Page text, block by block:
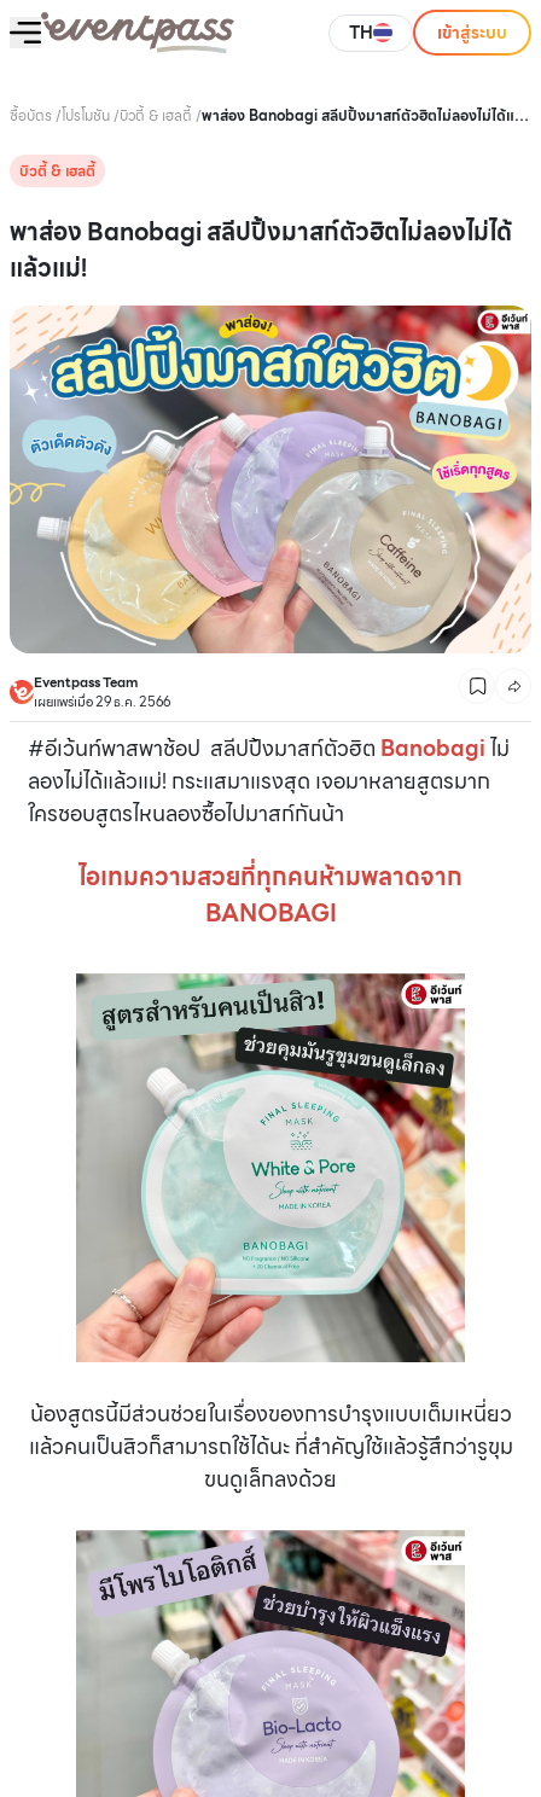
TH เข้าสู่ระบบ
ซื้อบัตร /โปรโมชัน/บิวตี้ & เฮลตี้ /พาส่อง Banobagi สลีปปิ้งมาสก์ตัวฮิตไม่ลองไม่ได้แล้ว
บิวตี้ & เฮลตี้
พาส่อง Banobagi สลีปปิ้งมาสก์ตัวฮิตไม่ลองไม่ได้
แล้วแม่!
Eventpass Team
เผยแพร่เมื่อ 29 ธ.ค. 2566
#อีเว้นท์พาสพาช้อป สลีปปิ้งมาสก์ตัวฮิต Banobagiไม่
ลองไม่ได้แล้วแม่! กระแสมาแรงสุด เจอมาหลายสูตรมาก
ใครชอบสูตรไหนลองซื้อไปมาสก์กันน้า
ไอเทมความสวยที่ทุกคนห้ามพลาดจาก
BANOBAGI
น้องสูตรนี้มีส่วนช่วยในเรื่องของการบำรุงแบบเต็มเหนี่ยว
แล้วคนเป็นสิวก็สามารถใช้ได้นะ ที่สำคัญใช้แล้วรู้สึกว่ารูขุม
ขนดูเล็กลงด้วย